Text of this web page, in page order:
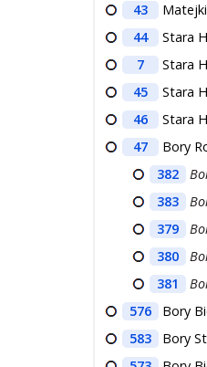
43
44
Stara
7
Stara
45
Stara
46
Stara
47
Bory
382
383
379
380
381
576
Bory
583
Bory